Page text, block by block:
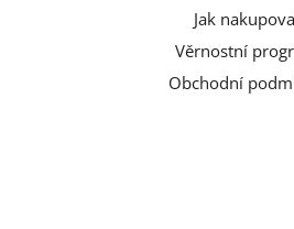
Jak
Věrnostní
Obchodní